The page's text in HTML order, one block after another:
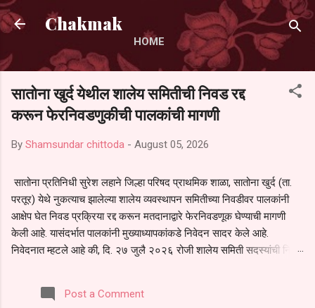
Skip to main content
Chakmak
HOME
सातोना खुर्द येथील शालेय समितीची निवड रद्द
करून फेरनिवडणुकीची पालकांची मागणी
By Shamsundar chittoda - August 05, 2026
सातोना प्रतिनिधी सुरेश लहाने जिल्हा परिषद प्राथमिक शाळा, सातोना खुर्द (ता.
परतूर) येथे नुकत्याच झालेल्या शालेय व्यवस्थापन समितीच्या निवडीवर पालकांनी
आक्षेप घेत निवड प्रक्रिया रद्द करून मतदानाद्वारे फेरनिवडणूक घेण्याची मागणी
केली आहे. यासंदर्भात पालकांनी मुख्याध्यापकांकडे निवेदन सादर केले आहे.
निवेदनात म्हटले आहे की, दि. २७ जुलै २०२६ रोजी शालेय समिती सदस्यांची निवड
पालकांना देण्यात आली नसल्याने मोठ्या संख्येने पालक बैठकीस उपस्थित राहू शकले
नाहीत. तसेच सर्व पालकांना विश्वासात न घेता निवड प्रक्रिया पूर्ण करण्यात
Post a Comment